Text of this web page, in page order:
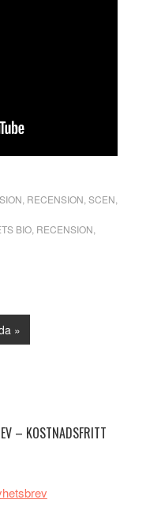
RECENSION SCEN
BIO, RECENSION
»
– KOSTNADSFRITT